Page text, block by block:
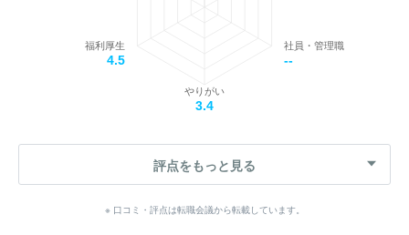
社員・管理職
--
やりがい
3.4
福利厚生
4.5
評点をもっと見る
※ 口コミ・評点は転職会議から転載しています。